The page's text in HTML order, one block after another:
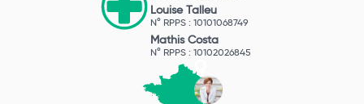
Louise Talleu
N° RPPS : 10101068749
Mathis Costa
N° RPPS : 10102026845